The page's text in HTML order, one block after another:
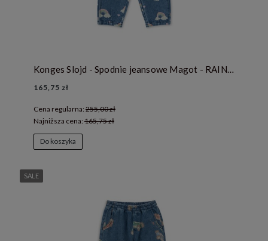
Konges Slojd - Spodnie jeansowe Magot - RAINBOW
165,75 zł
Cena regularna: 255,00 zł
Najniższa cena: 165,75 zł
Do koszyka
SALE